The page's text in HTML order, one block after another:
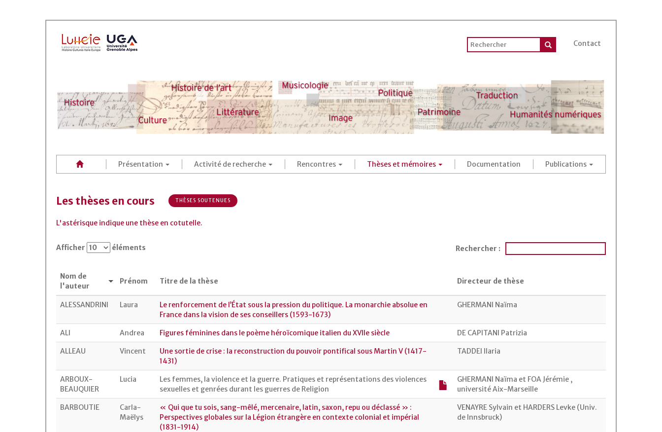
Contact
Présentation Activité de recherche Rencontres Thèses et mémoires Documentation Publications
Les thèses en cours THÈSES SOUTENUES
L'astérisque indique une thèse en cotutelle.
Afficher éléments Rechercher :
Nom de
l'auteur
Prénom Titre de la thèse Directeur de thèse
ALESSANDRINI Laura
Le renforcement de l’État sous la pression du politique. La monarchie absolue en
France dans la vision de ses conseillers (1593-1673)
GHERMANI Naïma
ALI Andrea Figures féminines dans le poème héroïcomique italien du XVIIe siècle DE CAPITANI Patrizia
ALLEAU Vincent
Une sortie de crise : la reconstruction du pouvoir pontifical sous Martin V (1417-
1431)
TADDEI Ilaria
ARBOUX-
BEAUQUIER
Lucia
Les femmes, la violence et la guerre. Pratiques et représentations des violences
sexuelles et genrées durant les guerres de Religion
GHERMANI Naïma et FOA Jérémie ,
université Aix-Marseille
BARBOUTIE
Carla-
Maëlys
« Qui que tu sois, sang-mêlé, mercenaire, latin, saxon, repu ou déclassé » :
Perspectives globales sur la Légion étrangère en contexte colonial et impérial
(1831-1914)
VENAYRE Sylvain et HARDERS Levke (Univ.
de Innsbruck)